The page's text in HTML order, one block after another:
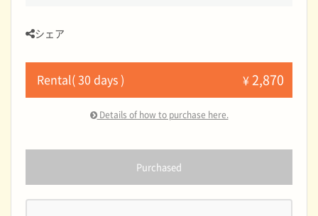
シェア
Rental( 30 days ) ¥2,870
Details of how to purchase here.
Purchased